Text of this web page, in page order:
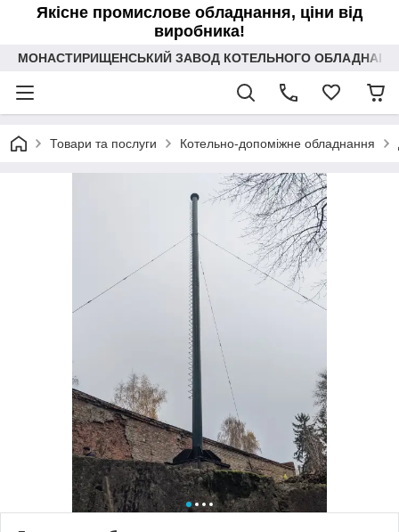
Якісне промислове обладнання, ціни від
виробника!
МОНАСТИРИЩЕНСЬКИЙ ЗАВОД КОТЕЛЬНОГО
Товари та послуги Котельно-допоміжне обладнання